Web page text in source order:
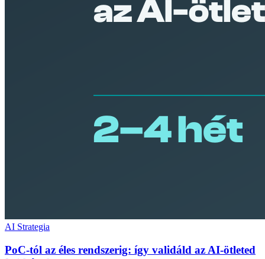
AI Strategia
PoC-tól az éles rendszerig: így validáld az AI-ötleted